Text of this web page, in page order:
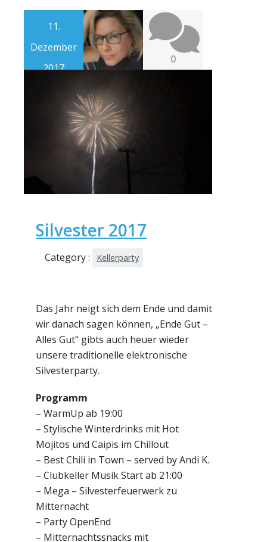
11.
Dezember
2017
0
Silvester 2017
Category : Kellerparty
Das Jahr neigt sich dem Ende und damit
wir danach sagen können, „Ende Gut –
Alles Gut“ gibts auch heuer wieder
unsere traditionelle elektronische
Silvesterparty.
Programm
– WarmUp ab 19:00
– Stylische Winterdrinks mit Hot
Mojitos und Caipis im Chillout
– Best Chili in Town – served by Andi K.
– Clubkeller Musik Start ab 21:00
– Mega – Silvesterfeuerwerk zu
Mitternacht
– Party OpenEnd
– Mitternachtssnacks mit